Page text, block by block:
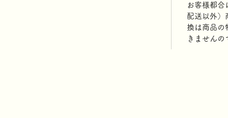
お客様都合
配送以外）
換は商品の
きません